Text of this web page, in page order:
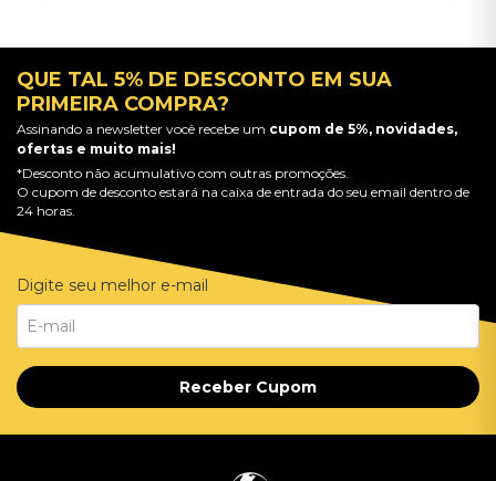
QUE TAL 5% DE DESCONTO EM SUA
PRIMEIRA COMPRA?
Assinando a newsletter você recebe um cupom de 5%, novidades,
ofertas e muito mais!
*Desconto não acumulativo com outras promoções.
O cupom de desconto estará na caixa de entrada do seu email dentro de
24 horas.
Digite seu melhor e-mail
Receber Cupom